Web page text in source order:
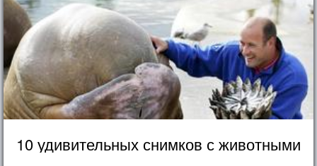
10 удивительных снимков с животными